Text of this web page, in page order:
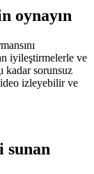
oynayın
iyileştirmelerle ve
kadar sorunsuz
izleyebilir ve
sunan